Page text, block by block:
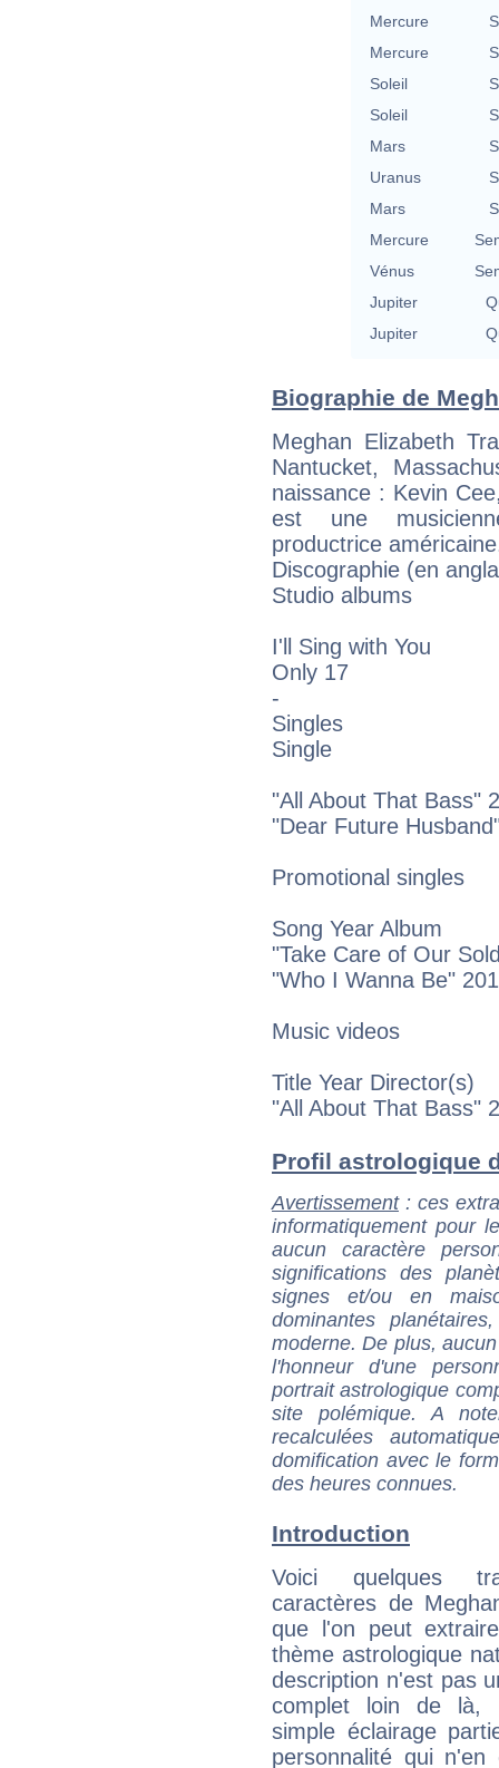
Mercure
Mercure
Soleil
Soleil
Mars
Uranus
Mars
Mercure
Vénus
Jupiter
Jupiter
Biographie de
Meghan Elizabeth
Nantucket,
naissance : Kevin
est une
productrice
Discographie (en
Studio albums
I'll Sing with You
Only 17
-
Singles
Single
"All About That Bass"
"Dear Future
Promotional singles
Song Year Album
"Take Care of Our
"Who I Wanna Be"
Music videos
Title Year Director(s)
"All About That Bass"
Profil astrologique
Avertissement: ces
informatiquement pour
aucun caractère
significations des
signes et/ou en
dominantes
moderne. De plus,
l'honneur d'une
portrait astrologique
site polémique. A
recalculées
domification avec le
des heures connues.
Introduction
Voici quelques
caractères de
que l'on peut
thème astrologique
description n'est pas
complet loin de là,
simple éclairage
personnalité qui n'en